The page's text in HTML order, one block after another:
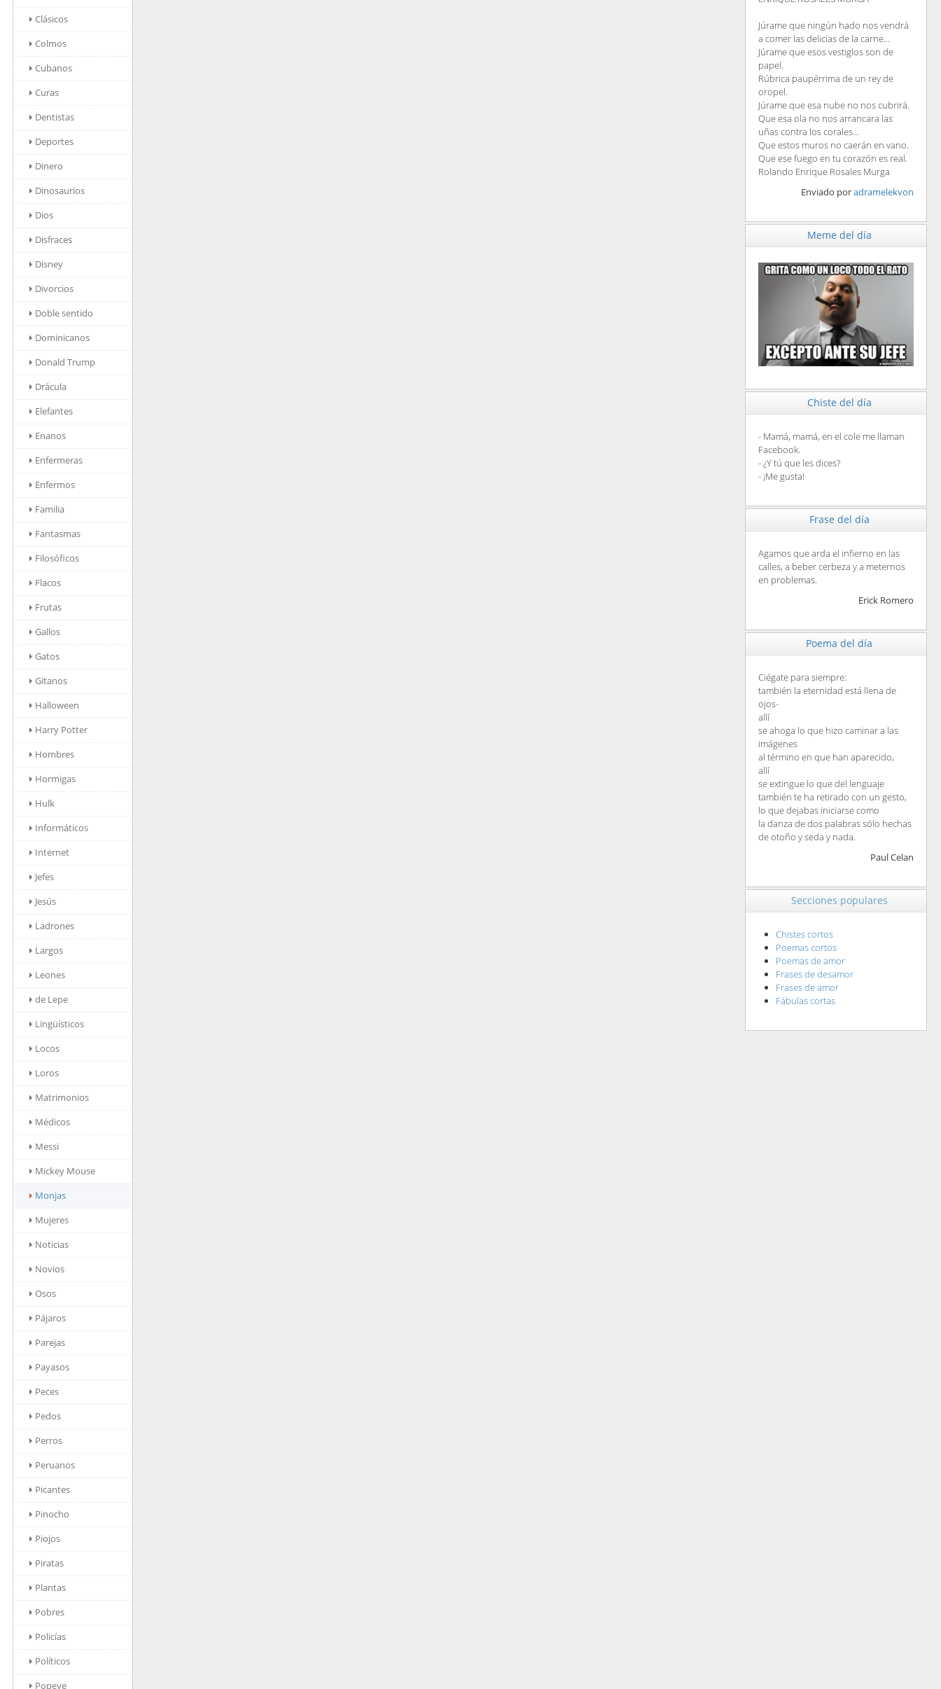
Clásicos
Colmos
Cubanos
Curas
Dentistas
Deportes
Dinero
Dinosaurios
Dios
Disfraces
Disney
Divorcios
Doble sentido
Dominicanos
Donald Trump
Drácula
Elefantes
Enanos
Enfermeras
Enfermos
Familia
Fantasmas
Filosóficos
Flacos
Frutas
Gallos
Gatos
Gitanos
Halloween
Harry Potter
Hombres
Hormigas
Hulk
Informáticos
Internet
Jefes
Jesús
Ladrones
Largos
Leones
de Lepe
Lingüísticos
Locos
Loros
Matrimonios
Médicos
Messi
Mickey Mouse
Monjas
Mujeres
Noticias
Novios
Osos
Pájaros
Parejas
Payasos
Peces
Pedos
Perros
Peruanos
Picantes
Pinocho
Piojos
Piratas
Plantas
Pobres
Policías
Políticos
Popeye
Júrame que ningún hado nos vendrá
a comer las delicias de la carne...
Júrame que esos vestiglos son de
papel.
Rúbrica paupérrima de un rey de
oropel.
Júrame que esa nube no nos cubrirá.
Que esa ola no nos arrancara las
uñas contra los corales...
Que estos muros no caerán en vano.
Que ese fuego en tu corazón es real.
Rolando Enrique Rosales Murga
Enviado poradramelekvon
Meme del día
Chiste del día
- Mamá, mamá, en el cole me llaman
Facebook.
- ¿Y tú que les dices?
- ¡Me gusta!
Frase del día
Agamos que arda el infierno en las
calles, a beber cerbeza y a meternos
en problemas.
Erick Romero
Poema del día
Ciégate para siempre:
también la eternidad está llena de
ojos-
allí
se ahoga lo que hizo caminar a las
imágenes
al término en que han aparecido,
allí
se extingue lo que del lenguaje
también te ha retirado con un gesto,
lo que dejabas iniciarse como
la danza de dos palabras sólo hechas
de otoño y seda y nada.
Paul Celan
Secciones populares
Chistes cortos
Poemas cortos
Poemas de amor
Frases de desamor
Frases de amor
Fábulas cortas